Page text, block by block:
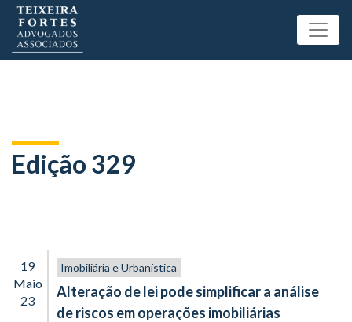
Edição 329
19
Maio
23
Imobiliária e Urbanística
Alteração de lei pode simplificar a análise
de riscos em operações imobiliárias